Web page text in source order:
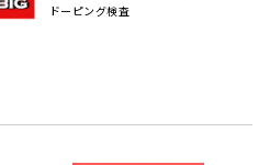
ドーピング検査